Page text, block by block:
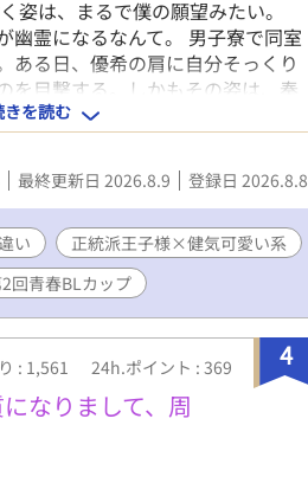
姿は、まるで僕の願望みたい。
霊になるなんて。 男子寮で同室
ある日、優希の肩に自分そっくり
を目撃する。しかもその姿は、奏
鳥から変化したものだった。七不
希の肩に残る違和感。これは呪い
れ違う想いと怪異が交錯する、青
て作成。本文は作者の自作です。
きを読む
最終更新日 2026.8.9 登録日 2026.8.8
い
正統派王子様×健気可愛い系
回青春BLカップ
4
: 1,561 24h.ポイント : 369
なりまして、周